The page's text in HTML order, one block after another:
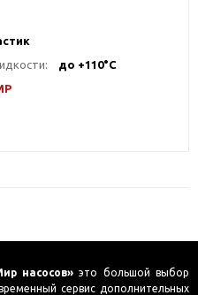
до +110°С
насосов» это большой выбор
сервис дополнительных